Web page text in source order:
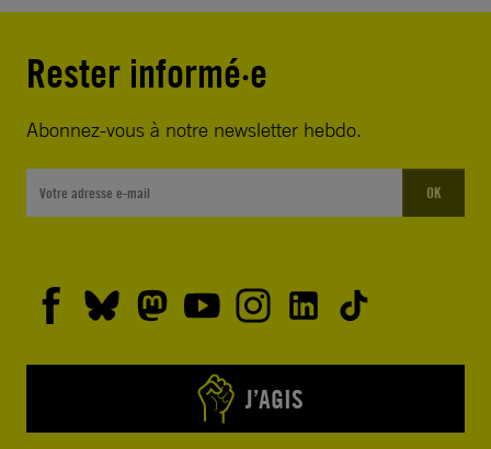
Rester informé·e
Abonnez-vous à notre newsletter hebdo.
OK
J’AGIS